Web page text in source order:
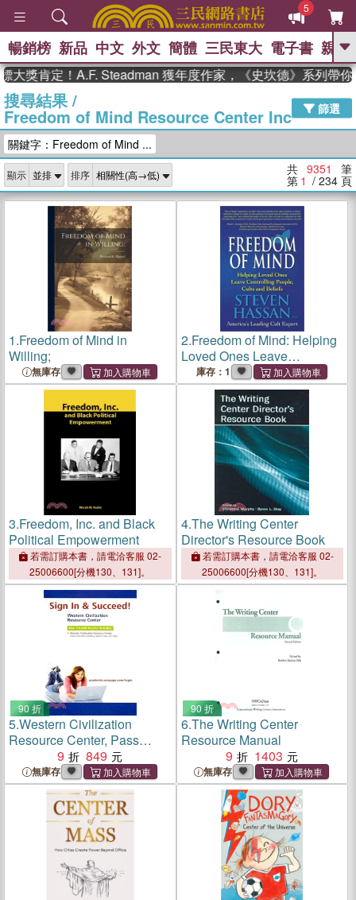
5
GO
高希均教授回憶錄
、 The Odyssey 、 父親節 、 如果歷
史是一群喵 、 暑期推薦 、 國際布克
登輝時代 、 數學女孩：黎曼猜想 、
偉大的迷走神經
暢銷榜 新品 中文 外文 簡體 三民東大 電子書 親子
定！A.F. Steadman 獲年度作家，《史坎德》系列帶你踏上
搜尋結果/
Freedom of Mind Resource Center Inc 篩選
關鍵字：Freedom of Mind ...
顯示 排序 共 9351 筆
第 1 / 234 頁
1.Freedom of Mind in
Willing;
無庫存
2.Freedom of Mind: Helping
Loved Ones Leave
Controlling People, Cults,
and Beliefs
庫存：1
3.Freedom, Inc. and Black
Political Empowerment
若需訂購本書，請電洽客服 02-
25006600[分機130、131]。
4.The Writing Center
Director's Resource Book
若需訂購本書，請電洽客服 02-
25006600[分機130、131]。
90 折
5.Western Civilization
Resource Center, Pass
9 849
無庫存
90 折
6.The Writing Center
Resource Manual
9
1403
無庫存